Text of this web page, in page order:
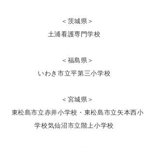
＜茨城県＞
土浦看護専門学校
＜福島県＞
いわき市立平第三小学校
＜宮城県＞
東松島市立赤井小学校・東松島市立矢本西小
学校気仙沼市立階上小学校